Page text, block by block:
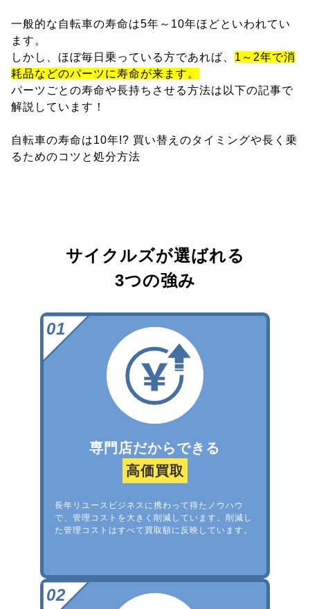
一般的な自転車の寿命は5年～10年ほどといわれてい
ます。
しかし、ほぼ毎日乗っている方であれば、 1～2年で消
耗品などのパーツに寿命が来ます。
パーツごとの寿命や長持ちさせる方法は以下の記事で
解説しています！
自転車の寿命は10年!? 買い替えのタイミングや長く乗
るためのコツと処分方法
サイクルズが選ばれる
3つの強み
専門店だからできる
高価買取
長年リユースビジネスに携わって得たノウハウ
で、管理コストを大きく削減しています。削減し
た管理コストはすべて買取額に反映しています。